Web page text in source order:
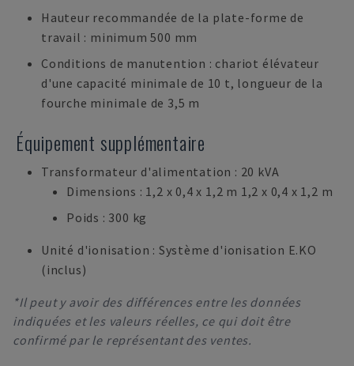
Hauteur recommandée de la plate-forme de
travail : minimum 500 mm
Conditions de manutention : chariot élévateur
d'une capacité minimale de 10 t, longueur de la
fourche minimale de 3,5 m
Équipement supplémentaire
Transformateur d'alimentation : 20 kVA
Dimensions : 1,2 x 0,4 x 1,2 m 1,2 x 0,4 x 1,2 m
Poids : 300 kg
Unité d'ionisation : Système d'ionisation E.KO
(inclus)
*Il peut y avoir des différences entre les données
indiquées et les valeurs réelles, ce qui doit être
confirmé par le représentant des ventes.